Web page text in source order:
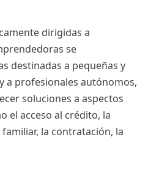
dirigidas a
se
destinadas a pequeñas y
a profesionales autónomos,
soluciones a aspectos
el acceso al crédito, la
la contratación, la